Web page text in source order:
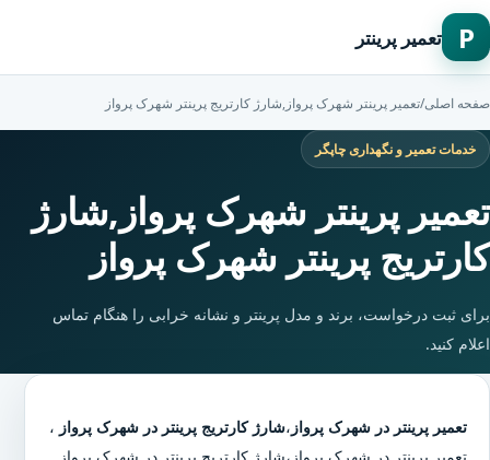
P تعمیر پرینتر
صفحه اصلی/تعمیر پرینتر شهرک پرواز,شارژ کارتریج پرینتر شهرک پرواز
خدمات تعمیر و نگهداری چاپگر
تعمیر پرینتر شهرک پرواز,شارژ
کارتریج پرینتر شهرک پرواز
برای ثبت درخواست، برند و مدل پرینتر و نشانه خرابی را هنگام تماس
اعلام کنید.
تعمیر پرینتر در شهرک پرواز ،شارژ کارتریج پرینتر در شهرک پرواز ،